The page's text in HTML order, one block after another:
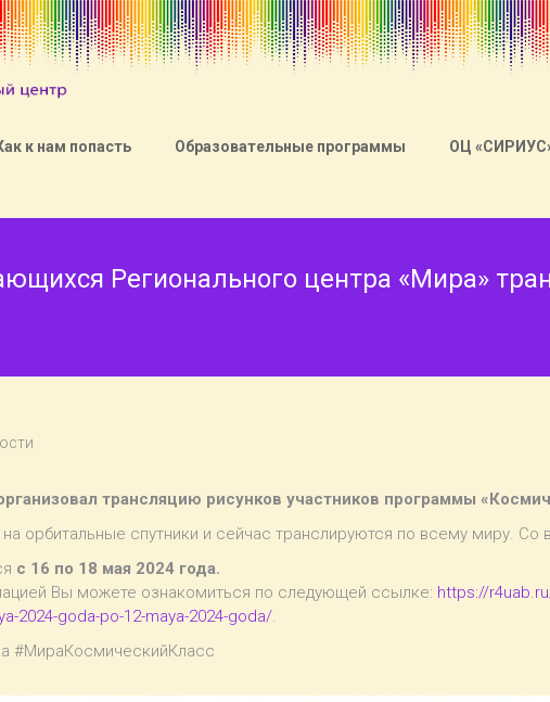
к нам попасть Образовательные программы ОЦ
Регионального центра «Мира»
трансляцию рисунков участников программы
орбитальные спутники и сейчас транслируются по всему миру. Со
с 16 по 18 мая 2024 года.
Вы можете ознакомиться по следующей ссылке: https://
2024-goda-po-12-maya-2024-goda/.
#МираКосмическийКласс